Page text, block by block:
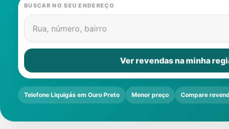
BUSCAR NO SEU ENDEREÇO
Rua, número, bairro
Ver revendas na minha
Telefone Liquigás em Ouro Preto Menor preço Compare